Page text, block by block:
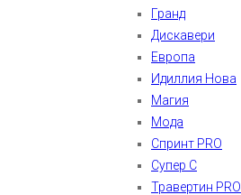
Гранд
Дискавери
Европа
Идиллия Нова
Магия
Мода
Спринт PRO
Супер С
Травертин PRO